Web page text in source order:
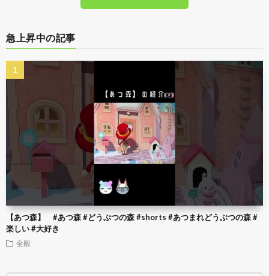
急上昇中の記事
【あつ森】 #あつ森 #どうぶつの森 #shorts #あつまれどうぶつの森 #
楽しい #大好き
全般